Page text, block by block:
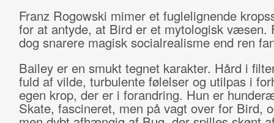
Franz Rogowski mimer et fuglelignende
for at antyde, at Bird er et mytologisk væsen.
dog snarere magisk socialrealisme end ren
Bailey er en smukt tegnet karakter. Hård i
fuld af vilde, turbulente følelser og utilpas i
egen krop, der er i forandring. Hun er
Skate, fascineret, men på vagt over for Bird,